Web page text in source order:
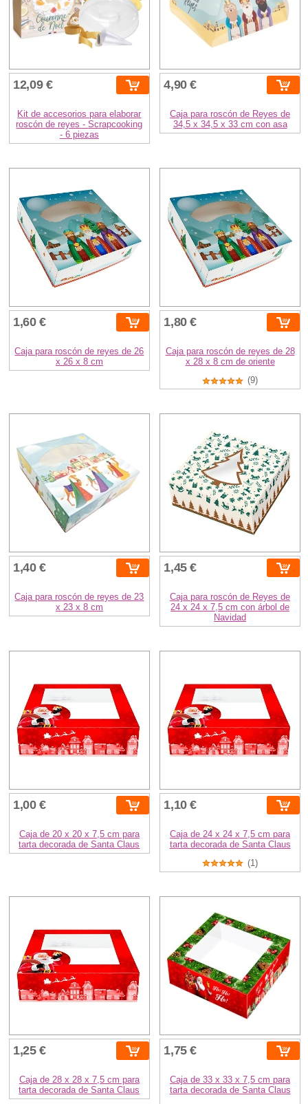
12,09 €
Kit de accesorios para elaborar
roscón de reyes - Scrapcooking
- 6 piezas
4,90 €
Caja para roscón de Reyes de
34,5 x 34,5 x 33 cm con asa
1,60 €
Caja para roscón de reyes de 26
x 26 x 8 cm
1,80 €
Caja para roscón de reyes de 28
x 28 x 8 cm de oriente
(9)
1,40 €
Caja para roscón de reyes de 23
x 23 x 8 cm
1,45 €
Caja para roscón de Reyes de
24 x 24 x 7,5 cm con árbol de
Navidad
1,00 €
Caja de 20 x 20 x 7,5 cm para
tarta decorada de Santa Claus
1,10 €
Caja de 24 x 24 x 7,5 cm para
tarta decorada de Santa Claus
(1)
1,25 €
Caja de 28 x 28 x 7,5 cm para
tarta decorada de Santa Claus
1,75 €
Caja de 33 x 33 x 7,5 cm para
tarta decorada de Santa Claus